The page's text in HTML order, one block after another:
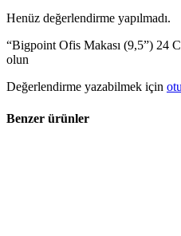
Henüz değerlendirme yapılmadı.
“Bigpoint Ofis Makası (9,5”) 24
olun
Değerlendirme yazabilmek için
Benzer ürünler